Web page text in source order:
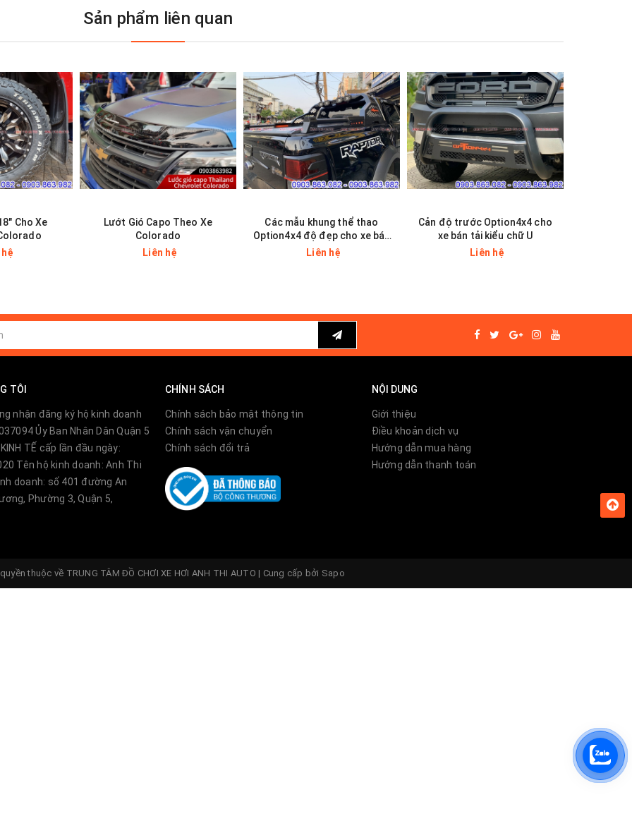
cực từ môi trường.
dễ dàng ít tốn thời gian mà không gây ảnh hưởng đển
trọng độc đáo đối với khách hàng khi đến với chúng tôi.
thể bổ sung thêm những sản phẩm giúp cho xế hộp của
Sản phẩm liên quan
Cho Xe
hệ
Lướt Gió Capo Theo Xe
Colorado
Liên hệ
Các mẫu khung thể thao
Option4x4 độ đẹp cho xe bán
tải
Liên hệ
Cản độ trước Option4x4 cho
xe bán tải kiểu chữ U
Liên hệ
TÔI
nhận đăng ký hộ kinh doanh
Ủy Ban Nhân Dân Quận 5
KINH TẾ cấp lần đầu ngày:
Tên hộ kinh doanh: Anh Thi
doanh: số 401 đường An
Phường 3, Quận 5,
CHÍNH SÁCH
Chính sách bảo mật thông tin
Chính sách vận chuyển
Chính sách đổi trả
NỘI DUNG
Giới thiệu
Điều khoản dịch vụ
Hướng dẫn mua hàng
Hướng dẫn thanh toán
thuộc về TRUNG TÂM ĐỒ CHƠI XE HƠI ANH THI AUTO | Cung cấp bởi Sapo